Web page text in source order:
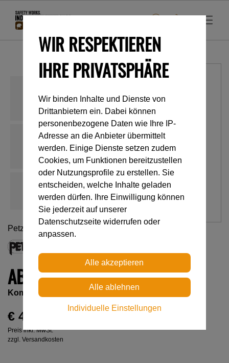
Petzl
ABSORBICA
Kompakter Falldämpfer
€ 43,00
Preis inkl. MwSt.
zzgl. Versandkosten
WIR RESPEKTIEREN
IHRE PRIVATSPHÄRE
Wir binden Inhalte und Dienste von
Drittanbietern ein. Dabei können
personenbezogene Daten wie Ihre IP-
Adresse an die Anbieter übermittelt
werden. Einige Dienste setzen zudem
Cookies, um Funktionen bereitzustellen
oder Nutzungsprofile zu erstellen. Sie
entscheiden, welche Inhalte geladen
werden dürfen. Ihre Einwilligung können
Sie jederzeit auf unserer
Datenschutzseite widerrufen oder
anpassen.
Individuelle Einstellungen